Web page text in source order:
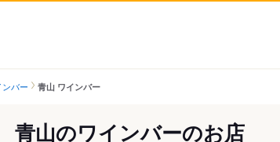
バー 青山 ワインバー
青山のワインバーのお店